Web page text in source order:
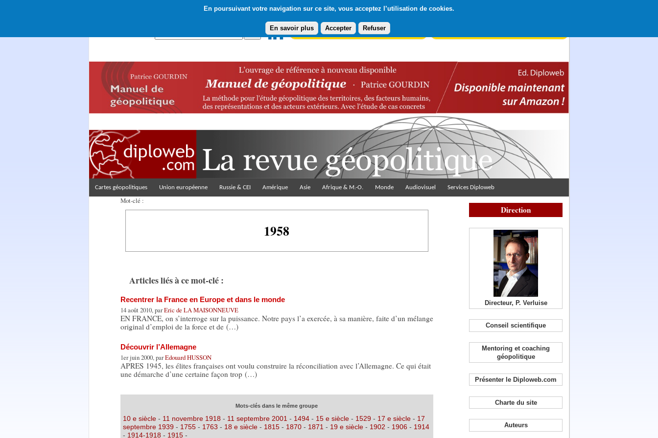
En poursuivant votre navigation sur ce site, vous acceptez l’utilisation de cookies.
En savoir plus Accepter Refuser
Abonnement gratuit à la Lettre du Diploweb
Cartes géopolitiques Union européenne Russie & CEI Amérique Asie Afrique & M.-O. Monde Audiovisuel Services Diploweb
Mot-clé :
1958
Articles liés à ce mot-clé :
Recentrer la France en Europe et dans le monde
14 août 2010, parEric de LA MAISONNEUVE
EN FRANCE, on s’interroge sur la puissance. Notre pays l’a exercée, à sa manière, faite d’un mélange
original d’emploi de la force et de (…)
Découvrir l’Allemagne
1er juin 2000, parEdouard HUSSON
APRES 1945, les élites françaises ont voulu construire la réconciliation avec l’Allemagne. Ce qui était
une démarche d’une certaine façon trop (…)
Mots-clés dans le même groupe
10 e siècle - 11 novembre 1918 - 11 septembre 2001 - 1494- 15 e siècle - 1529- 17 e siècle- 17
septembre 1939- 1755- 1763 - 18 e siècle- 1815- 1870- 1871 - 19 e siècle- 1902 - 1906 - 1914
- 1914-1918 - 1915-
Direction
Directeur, P. Verluise
Conseil scientifique
Mentoring et coaching
géopolitique
Présenter le Diploweb.com
Charte du site
Auteurs